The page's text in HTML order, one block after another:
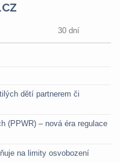
30 dní
dětí partnerem či
(PPWR) – nová éra regulace
na limity osvobození